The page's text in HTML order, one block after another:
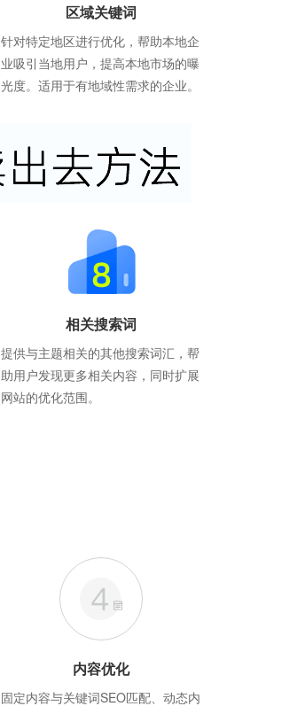
区域关键词
针对特定地区进行优化，帮助本地企
业吸引当地用户，提高本地市场的曝
光度。适用于有地域性需求的企业。
相关搜索词
提供与主题相关的其他搜索词汇，帮
助用户发现更多相关内容，同时扩展
网站的优化范围。
内容优化
固定内容与关键词SEO匹配、动态内